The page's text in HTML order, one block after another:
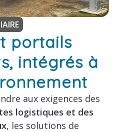
portails
intégrés à
aux exigences des
logistiques et des
, les solutions de